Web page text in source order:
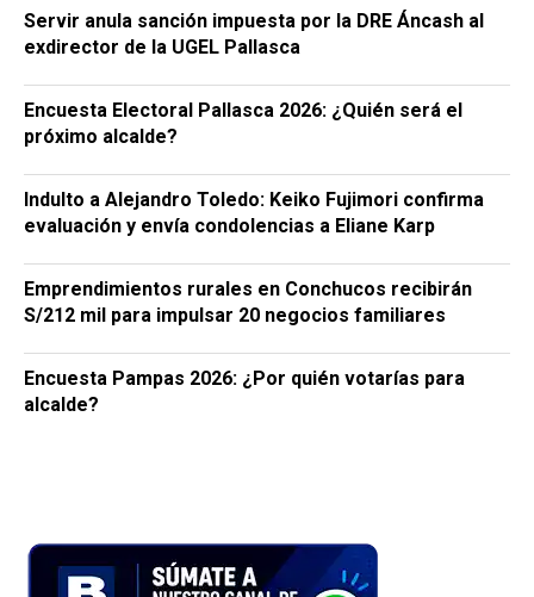
Servir anula sanción impuesta por la DRE Áncash al
exdirector de la UGEL Pallasca
Encuesta Electoral Pallasca 2026: ¿Quién será el
próximo alcalde?
Indulto a Alejandro Toledo: Keiko Fujimori confirma
evaluación y envía condolencias a Eliane Karp
Emprendimientos rurales en Conchucos recibirán
S/212 mil para impulsar 20 negocios familiares
Encuesta Pampas 2026: ¿Por quién votarías para
alcalde?